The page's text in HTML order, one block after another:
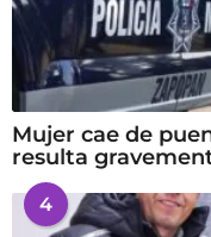
Mujer cae de
resulta
4